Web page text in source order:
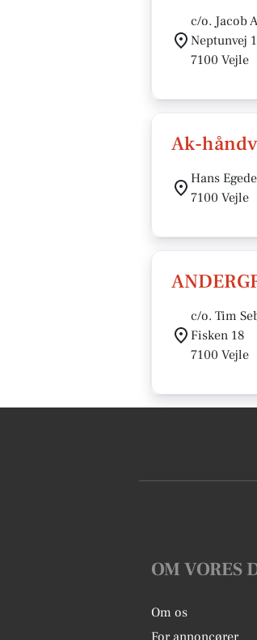
c/o. Jacob
Neptunvej
7100 Vejle
Ak-
Hans
7100 Vejle
c/o. Tim
Fisken 18
7100 Vejle
OM VORES
Om os
For annoncører